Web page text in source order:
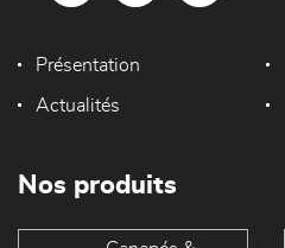
Présentation
Actualités
Nos produits